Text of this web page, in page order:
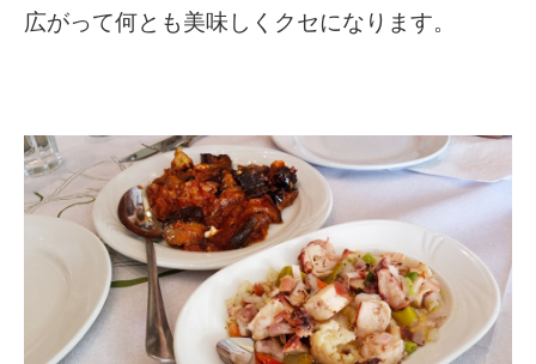
広がって何とも美味しくクセになります。